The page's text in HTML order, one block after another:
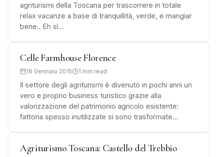
agriturismi della Toscana per trascorrere in totale
relax vacanze a base di tranquillità, verde, e mangiar
bene.. Eh sì…
Celle Farmhouse Florence
16 Gennaio 2015 1 min read
Il settore degli agriturismi è divenuto in pochi anni un
vero e proprio business turistico grazie alla
valorizzazione del patrimonio agricolo esistente:
fattoria spesso inutilizzate si sono trasformate…
Agriturismo Toscana: Castello del Trebbio